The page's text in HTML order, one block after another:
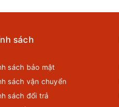
sách
sách bảo mật
sách vận chuyển
sách đổi trả